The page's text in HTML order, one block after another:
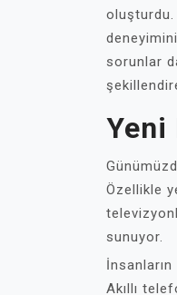
sorunlar
Yeni
Özellikle
sunuyor.
Akıllı